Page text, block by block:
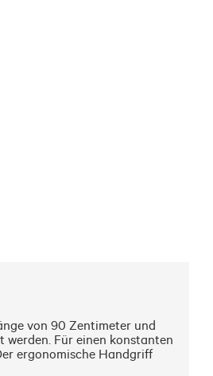
von 90 Zentimeter und
werden. Für einen konstanten
ergonomische Handgriff